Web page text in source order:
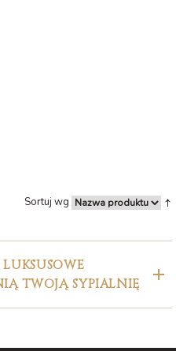
Sortuj wg
TWOJĄ SYPIALNIĘ